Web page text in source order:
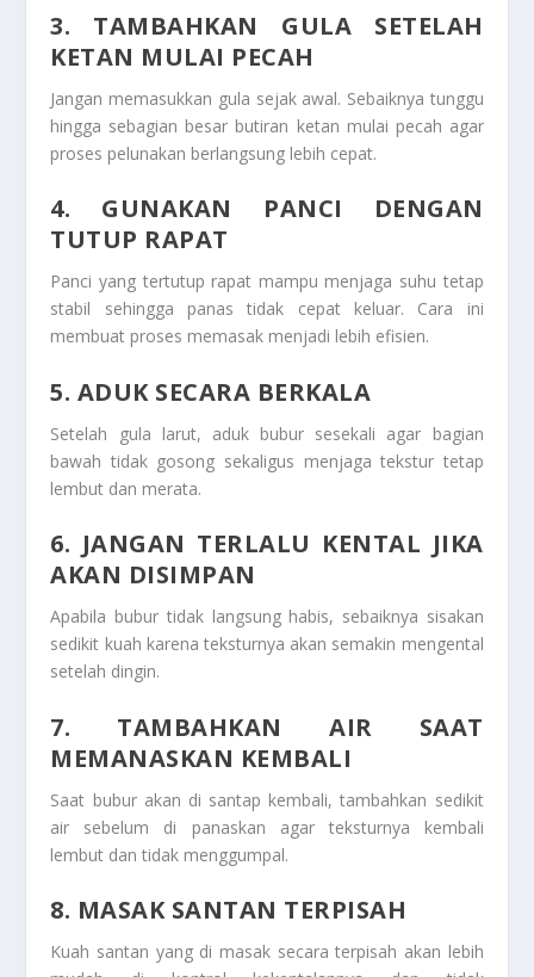
3. TAMBAHKAN GULA SETELAH
KETAN MULAI PECAH
Jangan memasukkan gula sejak awal. Sebaiknya tunggu
hingga sebagian besar butiran ketan mulai pecah agar
proses pelunakan berlangsung lebih cepat.
4. GUNAKAN PANCI DENGAN
TUTUP RAPAT
Panci yang tertutup rapat mampu menjaga suhu tetap
stabil sehingga panas tidak cepat keluar. Cara ini
membuat proses memasak menjadi lebih efisien.
5. ADUK SECARA BERKALA
Setelah gula larut, aduk bubur sesekali agar bagian
bawah tidak gosong sekaligus menjaga tekstur tetap
lembut dan merata.
6. JANGAN TERLALU KENTAL JIKA
AKAN DISIMPAN
Apabila bubur tidak langsung habis, sebaiknya sisakan
sedikit kuah karena teksturnya akan semakin mengental
setelah dingin.
7. TAMBAHKAN AIR SAAT
MEMANASKAN KEMBALI
Saat bubur akan di santap kembali, tambahkan sedikit
air sebelum di panaskan agar teksturnya kembali
lembut dan tidak menggumpal.
8. MASAK SANTAN TERPISAH
Kuah santan yang di masak secara terpisah akan lebih